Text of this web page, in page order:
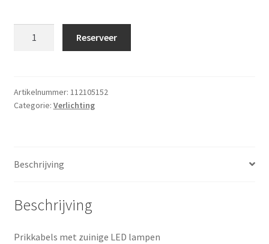
wit)
aantal
Reserveer
Artikelnummer: 112105152
Categorie: Verlichting
Beschrijving
Beschrijving
Prikkabels met zuinige LED lampen